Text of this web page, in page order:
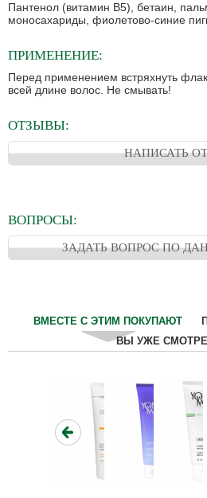
Пантенол (витамин В5), бетаин,
моносахариды, фиолетово-синие
ПРИМЕНЕНИЕ:
Перед применением встряхнуть
всей длине волос. Не смывать!
ОТЗЫВЫ:
НАПИСАТЬ
ВОПРОСЫ:
ЗАДАТЬ ВОПРОС ПО
ВМЕСТЕ С ЭТИМ ПОКУПАЮТ
ВЫ УЖЕ